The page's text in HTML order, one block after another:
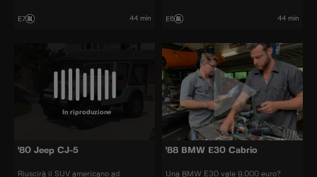
E7 44 min E6 44 min
In riproduzione
'80 Jeep CJ-5
Riuscirà il SUV americano ad
'88 BMW E30 Cabrio
Una BMW E30 vale 9.000 euro?